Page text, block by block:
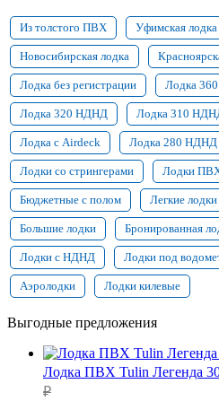
Из толстого ПВХ Уфимская лодка
Новосибирская лодка
Лодка без регистрации Лодка
Лодка 320 НДНД Лодка 310
Лодка с Airdeck Лодка 280 НДНД
Лодки со стрингерами Лодки
Бюджетные с полом Легкие лодки
Большие лодки Бронированная
Лодки с НДНД Лодки под
Аэролодки Лодки килевые
Выгодные предложения
Лодка ПВХ Tulin Легенда
₽